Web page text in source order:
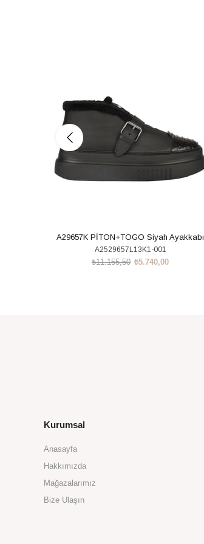
A29657K PİTON+TOGO Siyah Ayakkabı
A2529657L13K1-001
₺5.740,00
₺11.155,50
Kurumsal
Anasayfa
Hakkımızda
Mağazalarımız
Bize Ulaşın